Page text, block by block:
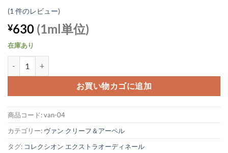
(1 件のレビュー)
¥630 (1ml単位)
在庫あり
お買い物カゴに追加
商品コード:van-04
カテゴリー: ヴァン クリーフ＆アーペル
タグ: コレクシオン エクストラオーディネール